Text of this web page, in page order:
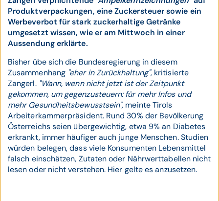
Produktverpackungen, eine Zuckersteuer sowie ein
Werbeverbot für stark zuckerhaltige Getränke
umgesetzt wissen, wie er am Mittwoch in einer
Aussendung erklärte.
Bisher übe sich die Bundesregierung in diesem
Zusammenhang "eher in Zurückhaltung", kritisierte
Zangerl. "Wann, wenn nicht jetzt ist der Zeitpunkt
gekommen, um gegenzusteuern: für mehr Infos und
mehr Gesundheitsbewusstsein", meinte Tirols
Arbeiterkammerpräsident. Rund 30% der Bevölkerung
Österreichs seien übergewichtig, etwa 9% an Diabetes
erkrankt, immer häufiger auch junge Menschen. Studien
würden belegen, dass viele Konsumenten Lebensmittel
falsch einschätzen, Zutaten oder Nährwerttabellen nicht
lesen oder nicht verstehen. Hier gelte es anzusetzen.